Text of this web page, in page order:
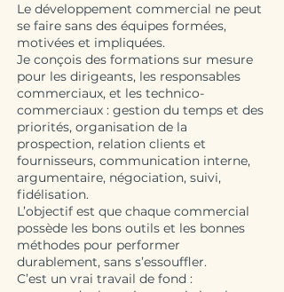
Le développement commercial ne peut
se faire sans des équipes formées,
motivées et impliquées.
Je conçois des formations sur mesure
pour les dirigeants, les responsables
commerciaux, et les technico-
commerciaux : gestion du temps et des
priorités, organisation de la
prospection, relation clients et
fournisseurs, communication interne,
argumentaire, négociation, suivi,
fidélisation.
L’objectif est que chaque commercial
possède les bons outils et les bonnes
méthodes pour performer
durablement, sans s’essouffler.
C’est un vrai travail de fond :